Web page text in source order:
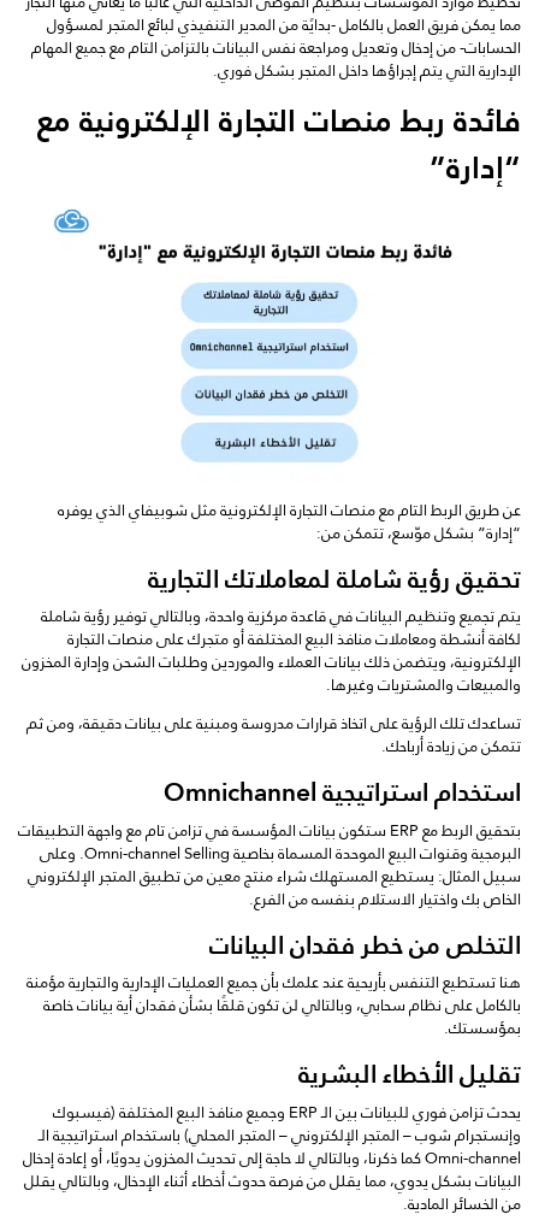
مما يمكن فريق العمل بالكامل -بدايًة من المدير التنفيذي لبائع المتجر لمسؤول
الحسابات- من إدخال وتعديل ومراجعة نفس البيانات بالتزامن التام مع جميع المهام
الإدارية التي يتم إجراؤها داخل المتجر بشكل فوري.
فائدة ربط منصات التجارة الإلكترونية مع
“إدارة”
عن طريق الربط التام مع منصات التجارة الإلكترونية مثل شوبيفاي الذي يوفره
“إدارة” بشكل موّسع، تتمكن من:
تحقيق رؤية شاملة لمعاملاتك التجارية
يتم تجميع وتنظيم البيانات في قاعدة مركزية واحدة، وبالتالي توفير رؤية شاملة
لكافة أنشطة ومعاملات منافذ البيع المختلفة أو متجرك على منصات التجارة
الإلكترونية، ويتضمن ذلك بيانات العملاء والموردين وطلبات الشحن وإدارة المخزون
والمبيعات والمشتريات وغيرها.
تساعدك تلك الرؤية على اتخاذ قرارات مدروسة ومبنية على بيانات دقيقة، ومن ثم
تتمكن من زيادة أرباحك.
استخدام استراتيجية Omnichannel
بتحقيق الربط مع ERP ستكون بيانات المؤسسة في تزامن تام مع واجهة التطبيقات
البرمجية وقنوات البيع الموحدة المسماة بخاصية Omni-channel Selling. وعلى
سبيل المثال: يستطيع المستهلك شراء منتج معين من تطبيق المتجر الإلكتروني
الخاص بك واختيار الاستلام بنفسه من الفرع.
التخلص من خطر فقدان البيانات
هنا تستطيع التنفس بأريحية عند علمك بأن جميع العمليات الإدارية والتجارية مؤمنة
بالكامل على نظام سحابي، وبالتالي لن تكون قلقًا بشأن فقدان أية بيانات خاصة
بمؤسستك.
تقليل الأخطاء البشرية
يحدث تزامن فوري للبيانات بين الـ ERP وجميع منافذ البيع المختلفة (فيسبوك
وإنستجرام شوب – المتجر الإلكتروني – المتجر المحلي) باستخدام استراتيجية الـ
Omni-channel كما ذكرنا، وبالتالي لا حاجة إلى تحديث المخزون يدويًا، أو إعادة إدخال
البيانات بشكل يدوي، مما يقلل من فرصة حدوث أخطاء أثناء الإدخال، وبالتالي يقلل
من الخسائر المادية.